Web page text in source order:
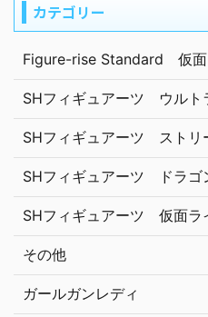
カテゴリー
Figure-rise Standard 仮面
SHフィギュアーツ ウルト
SHフィギュアーツ ストリ
SHフィギュアーツ ドラゴ
SHフィギュアーツ 仮面ラ
その他
ガールガンレディ